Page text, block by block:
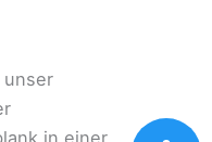
unser
in einer